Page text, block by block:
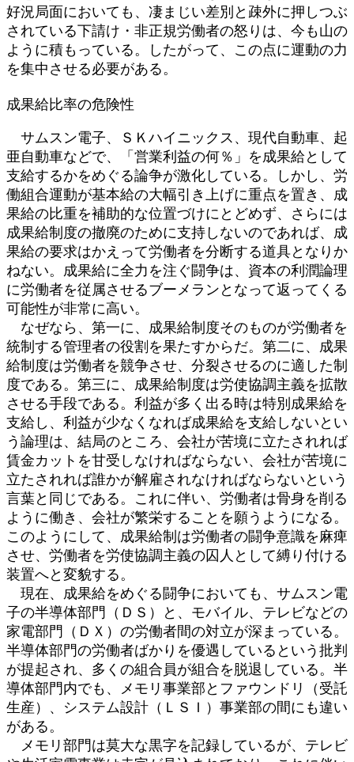
好況局面においても、凄まじい差別と疎外に押しつぶ
されている下請け・非正規労働者の怒りは、今も山の
ように積もっている。したがって、この点に運動の力
を集中させる必要がある。
成果給比率の危険性
サムスン電子、ＳＫハイニックス、現代自動車、起
亜自動車などで、「営業利益の何％」を成果給として
支給するかをめぐる論争が激化している。しかし、労
働組合運動が基本給の大幅引き上げに重点を置き、成
果給の比重を補助的な位置づけにとどめず、さらには
成果給制度の撤廃のために支持しないのであれば、成
果給の要求はかえって労働者を分断する道具となりか
ねない。成果給に全力を注ぐ闘争は、資本の利潤論理
に労働者を従属させるブーメランとなって返ってくる
可能性が非常に高い。
なぜなら、第一に、成果給制度そのものが労働者を
統制する管理者の役割を果たすからだ。第二に、成果
給制度は労働者を競争させ、分裂させるのに適した制
度である。第三に、成果給制度は労使協調主義を拡散
させる手段である。利益が多く出る時は特別成果給を
支給し、利益が少なくなれば成果給を支給しないとい
う論理は、結局のところ、会社が苦境に立たされれば
賃金カットを甘受しなければならない、会社が苦境に
立たされれば誰かが解雇されなければならないという
言葉と同じである。これに伴い、労働者は骨身を削る
ように働き、会社が繁栄することを願うようになる。
このようにして、成果給制は労働者の闘争意識を麻痺
させ、労働者を労使協調主義の囚人として縛り付ける
装置へと変貌する。
現在、成果給をめぐる闘争においても、サムスン電
子の半導体部門（ＤＳ）と、モバイル、テレビなどの
家電部門（ＤＸ）の労働者間の対立が深まっている。
半導体部門の労働者ばかりを優遇しているという批判
が提起され、多くの組合員が組合を脱退している。半
導体部門内でも、メモリ事業部とファウンドリ（受託
生産）、システム設計（ＬＳＩ）事業部の間にも違い
がある。
メモリ部門は莫大な黒字を記録しているが、テレビ